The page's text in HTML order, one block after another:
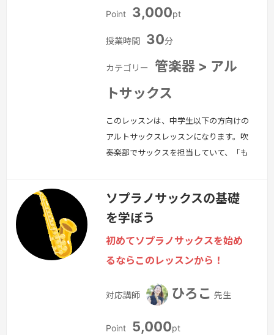
Point 3,000pt
授業時間 30分
カテゴリー
管楽器 > アル
トサックス
このレッスンは、中学生以下の方向けの
アルトサックスレッスンになります。吹
奏楽部でサックスを担当していて、「も
続きを見る »
ソプラノサックスの基礎
を学ぼう
初めてソプラノサックスを始め
るならこのレッスンから！
対応講師 ひろこ 先生
Point 5,000pt